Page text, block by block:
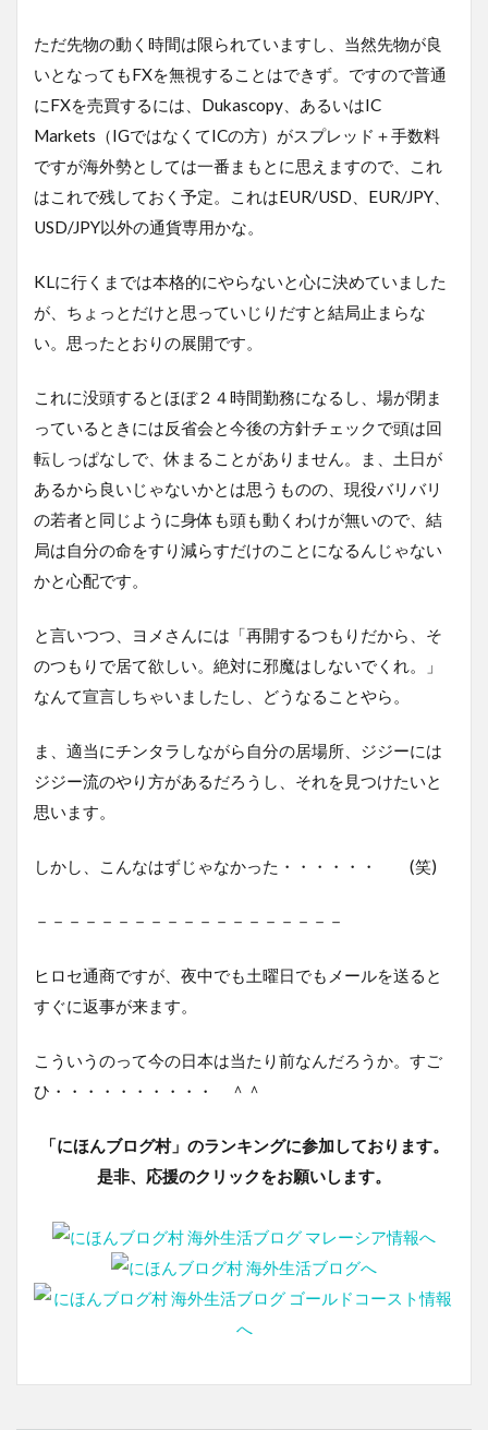
ただ先物の動く時間は限られていますし、当然先物が良
いとなってもFXを無視することはできず。ですので普通
にFXを売買するには、Dukascopy、あるいはIC
Markets（IGではなくてICの方）がスプレッド＋手数料
ですが海外勢としては一番まもとに思えますので、これ
はこれで残しておく予定。これはEUR/USD、EUR/JPY、
USD/JPY以外の通貨専用かな。
KLに行くまでは本格的にやらないと心に決めていました
が、ちょっとだけと思っていじりだすと結局止まらな
い。思ったとおりの展開です。
これに没頭するとほぼ２４時間勤務になるし、場が閉ま
っているときには反省会と今後の方針チェックで頭は回
転しっぱなしで、休まることがありません。ま、土日が
あるから良いじゃないかとは思うものの、現役バリバリ
の若者と同じように身体も頭も動くわけが無いので、結
局は自分の命をすり減らすだけのことになるんじゃない
かと心配です。
と言いつつ、ヨメさんには「再開するつもりだから、そ
のつもりで居て欲しい。絶対に邪魔はしないでくれ。」
なんて宣言しちゃいましたし、どうなることやら。
ま、適当にチンタラしながら自分の居場所、ジジーには
ジジー流のやり方があるだろうし、それを見つけたいと
思います。
しかし、こんなはずじゃなかった・・・・・・ (笑)
－－－－－－－－－－－－－－－－－－－
ヒロセ通商ですが、夜中でも土曜日でもメールを送ると
すぐに返事が来ます。
こういうのって今の日本は当たり前なんだろうか。すご
ひ・・・・・・・・・・ ＾＾
「にほんブログ村」のランキングに参加しております。
是非、応援のクリックをお願いします。